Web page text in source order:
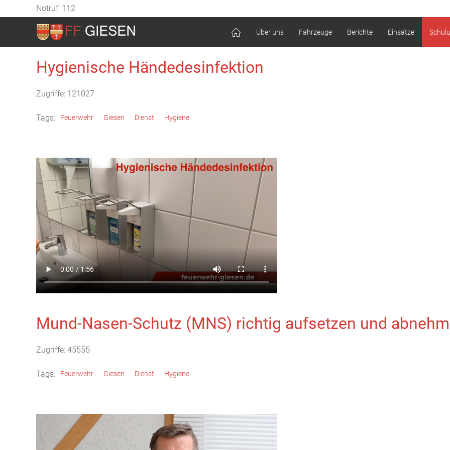
Notruf: 112
Über uns Fahrzeuge Berichte Einsätze
Hygienische Händedesinfektion
Zugriffe: 121027
Tags: Feuerwehr Giesen Dienst Hygiene
Mund-Nasen-Schutz (MNS) richtig aufsetzen und
Zugriffe: 45555
Tags: Feuerwehr Giesen Dienst Hygiene